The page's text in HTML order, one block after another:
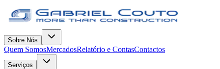
Sobre Nós
Quem SomosMercadosRelatório e ContasContactos
Serviços